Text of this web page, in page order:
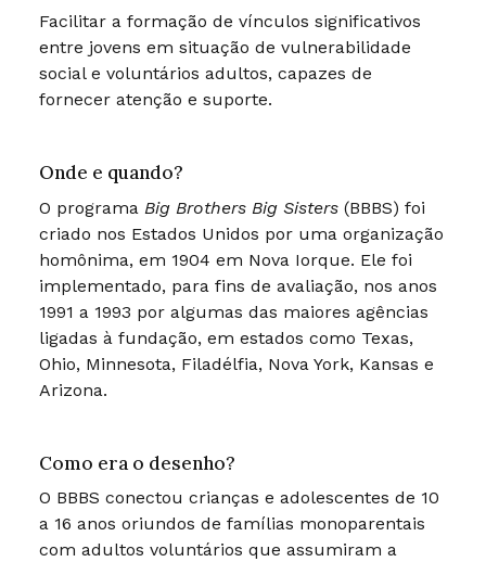
Facilitar a formação de vínculos significativos
entre jovens em situação de vulnerabilidade
social e voluntários adultos, capazes de
fornecer atenção e suporte.
Onde e quando?
O programa Big Brothers Big Sisters(BBBS) foi
criado nos Estados Unidos por uma organização
homônima, em 1904 em Nova Iorque. Ele foi
implementado, para fins de avaliação, nos anos
1991 a 1993 por algumas das maiores agências
ligadas à fundação, em estados como Texas,
Ohio, Minnesota, Filadélfia, Nova York, Kansas e
Arizona.
Como era o desenho?
O BBBS conectou crianças e adolescentes de 10
a 16 anos oriundos de famílias monoparentais
com adultos voluntários que assumiram a